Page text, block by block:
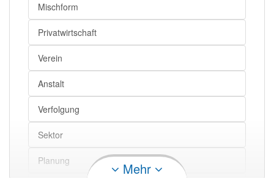
Unternehmen openthesaurus
Mischform
Privatwirtschaft
Verein
Anstalt
Verfolgung
Sektor
Planung Mehr